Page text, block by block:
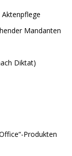
Mandanten
Diktat)
Produkten